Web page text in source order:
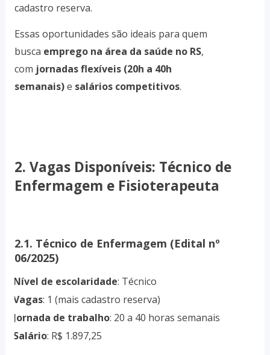
cadastro reserva.
Essas oportunidades são ideais para quem
busca emprego na área da saúde no RS,
com jornadas flexíveis (20h a 40h
semanais)e salários competitivos.
2. Vagas Disponíveis: Técnico de
Enfermagem e Fisioterapeuta
2.1. Técnico de Enfermagem (Edital nº
06/2025)
Nível de escolaridade: Técnico
Vagas: 1 (mais cadastro reserva)
Jornada de trabalho: 20 a 40 horas semanais
Salário: R$ 1.897,25